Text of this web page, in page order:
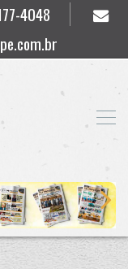
4048